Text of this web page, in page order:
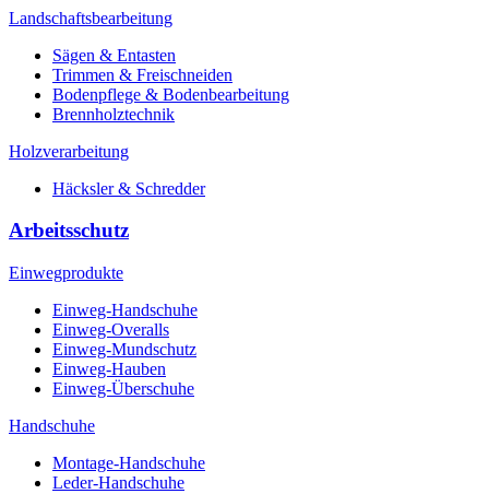
Landschaftsbearbeitung
Sägen & Entasten
Trimmen & Freischneiden
Bodenpflege & Bodenbearbeitung
Brennholztechnik
Holzverarbeitung
Häcksler & Schredder
Arbeitsschutz
Einwegprodukte
Einweg-Handschuhe
Einweg-Overalls
Einweg-Mundschutz
Einweg-Hauben
Einweg-Überschuhe
Handschuhe
Montage-Handschuhe
Leder-Handschuhe